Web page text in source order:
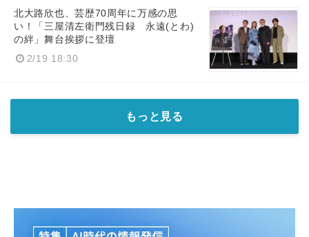
北大路欣也、芸歴70周年に万感の思
い！「三屋清左衛門残日録 永遠(とわ)
の絆」舞台挨拶に登壇
2/19 18:30
もっと見る